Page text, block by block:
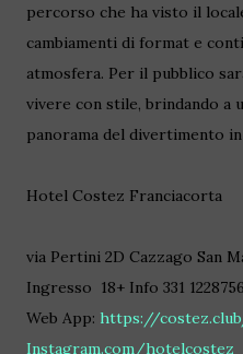
percorso che ha visto il
cambiamenti di format e
atmosfera. Per il pubblico
vivere con stile, brindando a
panorama del divertimento
Hotel Costez Franciacorta
via Pertini 2D Cazzago San
Ingresso 18+ Info 331 1228756
Web App: https://
Instagram.com/